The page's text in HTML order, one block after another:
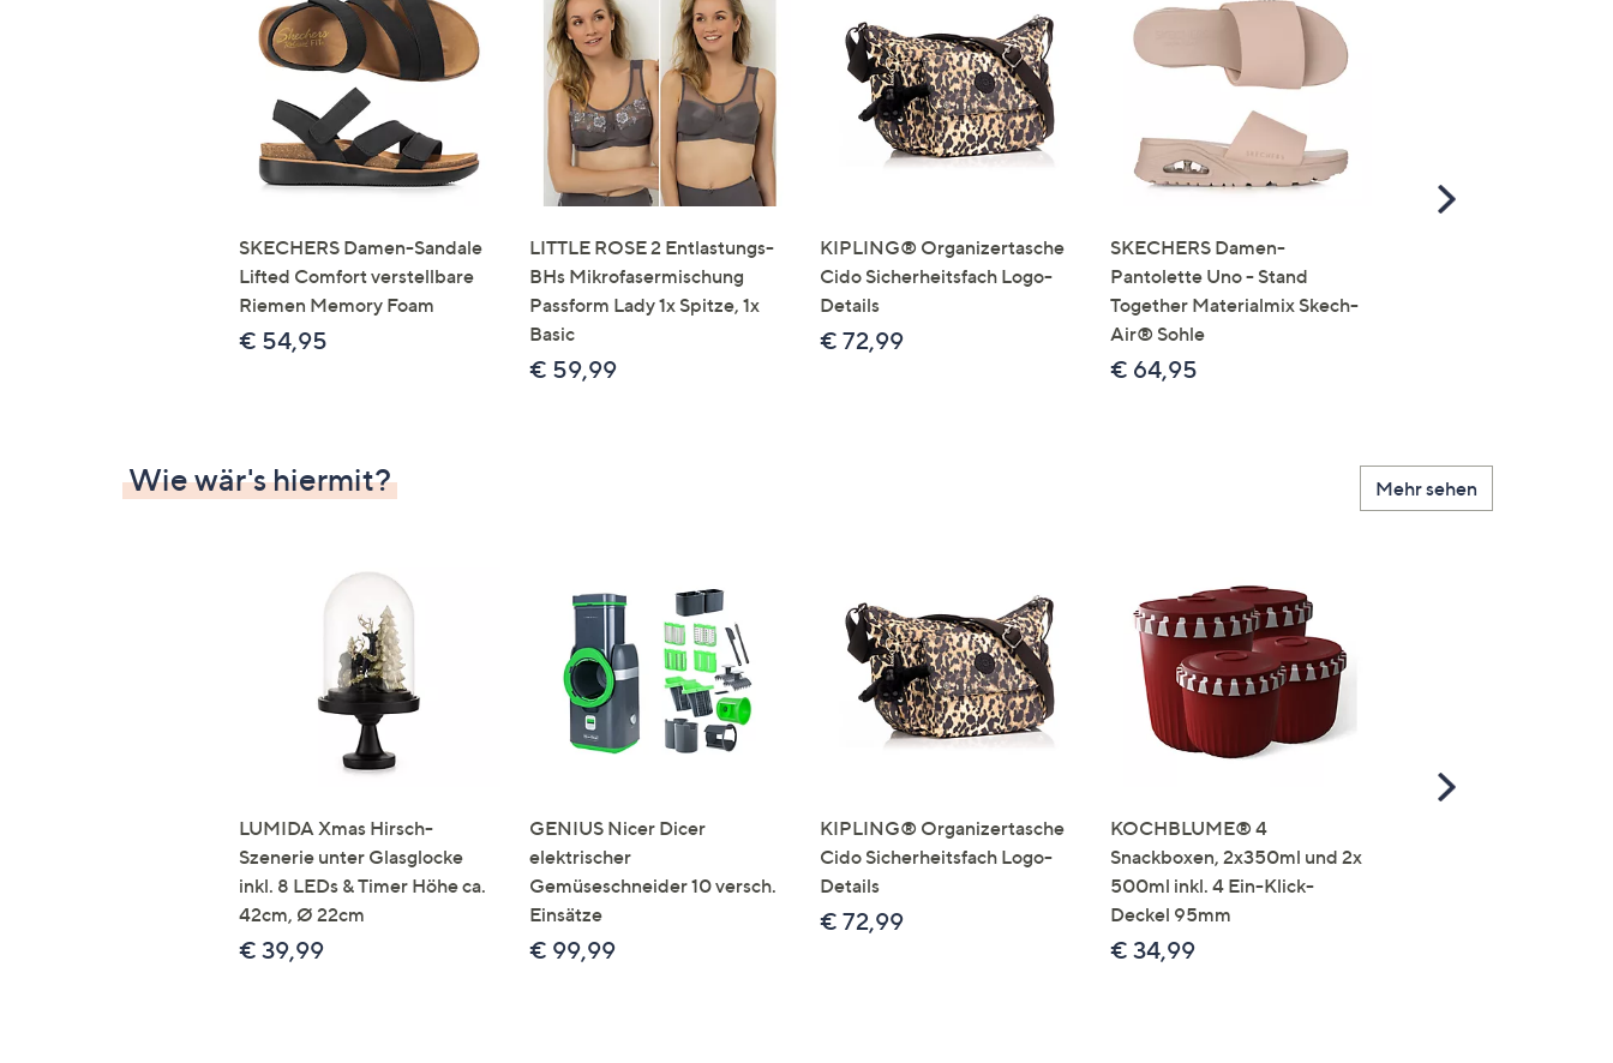
SKECHERS Damen-Sandale
Lifted Comfort verstellbare
Riemen Memory Foam
€ 54,95
LITTLE ROSE 2 Entlastungs-
BHs Mikrofasermischung
Passform Lady 1x Spitze, 1x
Basic
€ 59,99
KIPLING® Organizertasche
Cido Sicherheitsfach Logo-
Details
€ 72,99
SKECHERS Damen-
Pantolette Uno - Stand
Together Materialmix Skech-
Air® Sohle
€ 64,95
Scroll
Wie wär's hiermit? Mehr sehen
LUMIDA Xmas Hirsch-
Szenerie unter Glasglocke
inkl. 8 LEDs & Timer Höhe ca.
42cm, Ø 22cm
€ 39,99
GENIUS Nicer Dicer
elektrischer
Gemüseschneider 10 versch.
Einsätze
€ 99,99
KIPLING® Organizertasche
Cido Sicherheitsfach Logo-
Details
€ 72,99
KOCHBLUME® 4
Snackboxen, 2x350ml und 2x
500ml inkl. 4 Ein-Klick-
Deckel 95mm
€ 34,99
Scroll